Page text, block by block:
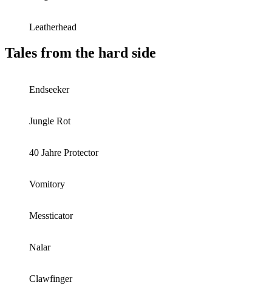
Leatherhead
Tales from the hard side
Endseeker
Jungle Rot
40 Jahre Protector
Vomitory
Messticator
Nalar
Clawfinger